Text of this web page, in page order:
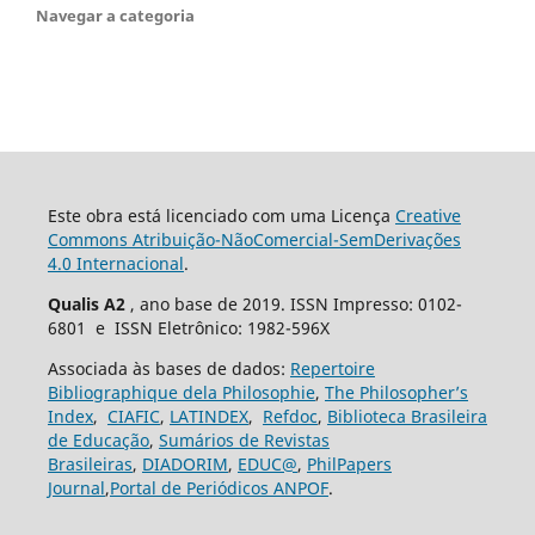
Navegar a categoria
Este obra está licenciado com uma Licença Creative
Commons Atribuição-NãoComercial-SemDerivações
4.0 Internacional.
Qualis A2 , ano base de 2019. ISSN Impresso: 0102-
6801 e ISSN Eletrônico: 1982-596X
Associada às bases de dados: Repertoire
Bibliographique dela Philosophie, The Philosopher’s
Index, CIAFIC, LATINDEX, Refdoc, Biblioteca Brasileira
de Educação, Sumários de Revistas
Brasileiras, DIADORIM, EDUC@, PhilPapers
Journal,Portal de Periódicos ANPOF.